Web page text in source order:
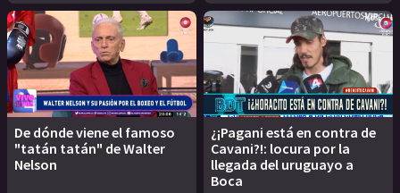
De dónde viene el famoso
"tatán tatán" de Walter
Nelson
¿¡Pagani está en contra de
Cavani?!: locura por la
llegada del uruguayo a
Boca